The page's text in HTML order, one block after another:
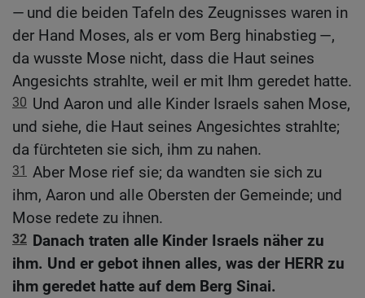
— und die beiden Tafeln des Zeugnisses waren in
der Hand Moses, als er vom Berg hinabstieg —,
da wusste Mose nicht, dass die Haut seines
Angesichts strahlte, weil er mit Ihm geredet hatte.
30 Und Aaron und alle Kinder Israels sahen Mose,
und siehe, die Haut seines Angesichtes strahlte;
da fürchteten sie sich, ihm zu nahen.
31 Aber Mose rief sie; da wandten sie sich zu
ihm, Aaron und alle Obersten der Gemeinde; und
Mose redete zu ihnen.
32 Danach traten alle Kinder Israels näher zu
ihm. Und er gebot ihnen alles, was der HERR zu
ihm geredet hatte auf dem Berg Sinai.